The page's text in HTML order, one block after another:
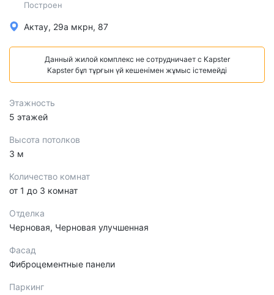
Построен
Актау, 29а мкрн, 87
Данный жилой комплекс не сотрудничает с Kapster
Kapster бұл тұрғын үй кешенімен жұмыс істемейді
Этажность
5 этажей
Высота потолков
3 м
Количество комнат
от 1 до 3 комнат
Отделка
Черновая, Черновая улучшенная
Фасад
Фиброцементные панели
Паркинг